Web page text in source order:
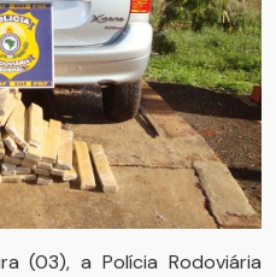
(03), a Polícia Rodoviária